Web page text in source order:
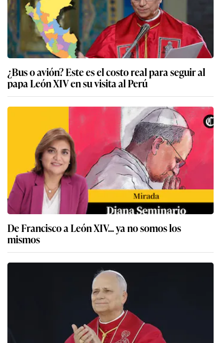
¿Bus o avión? Este es el costo real para seguir al
papa León XIV en su visita al Perú
De Francisco a León XIV... ya no somos los
mismos